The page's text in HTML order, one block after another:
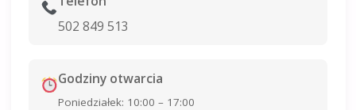
502 849 513
Godziny otwarcia
Poniedziałek: 10:00 – 17:00